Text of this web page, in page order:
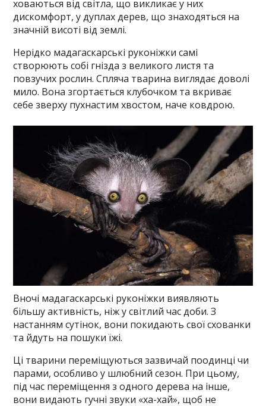
ховаються від світла, що викликає у них
дискомфорт, у дуплах дерев, що знаходяться на
значній висоті від землі.
Нерідко мадагаскарські руконіжки самі
створюють собі гнізда з великого листя та
повзучих рослин. Спляча тварина виглядає доволі
мило. Вона згортається клубочком та вкриває
себе зверху пухнастим хвостом, наче ковдрою.
Вночі мадагаскарські руконіжки виявляють
більшу активність, ніж у світлий час доби. З
настанням сутінок, вони покидають свої схованки
та йдуть на пошуки їжі.
Ці тварини переміщуються зазвичай поодинці чи
парами, особливо у шлюбний сезон. При цьому,
під час переміщення з одного дерева на інше,
вони видають гучні звуки «ха-хай», щоб не